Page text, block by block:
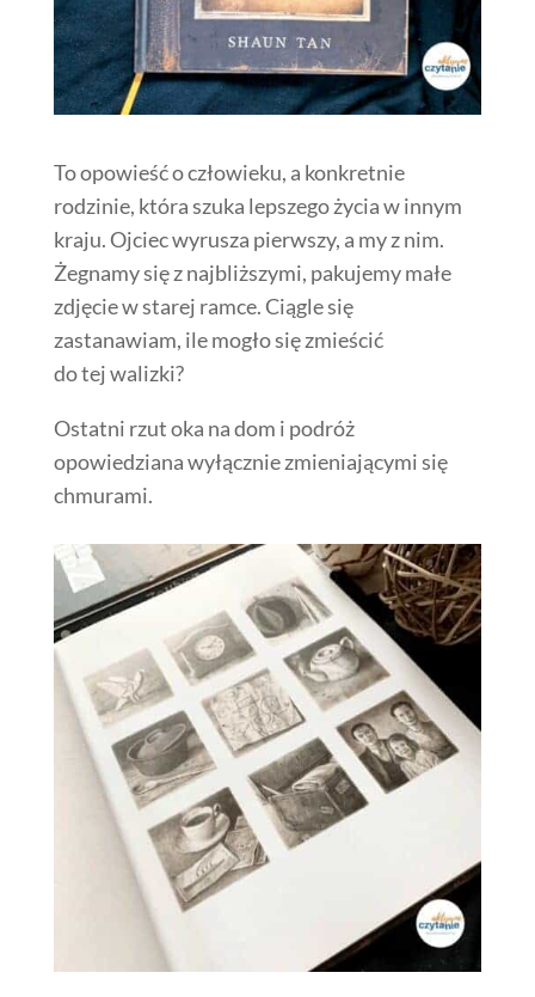
To opowieść o człowieku, a konkretnie
rodzinie, która szuka lepszego życia w innym
kraju. Ojciec wyrusza pierwszy, a my z nim.
Żegnamy się z najbliższymi, pakujemy małe
zdjęcie w starej ramce. Ciągle się
zastanawiam, ile mogło się zmieścić
do tej walizki?
Ostatni rzut oka na dom i podróż
opowiedziana wyłącznie zmieniającymi się
chmurami.